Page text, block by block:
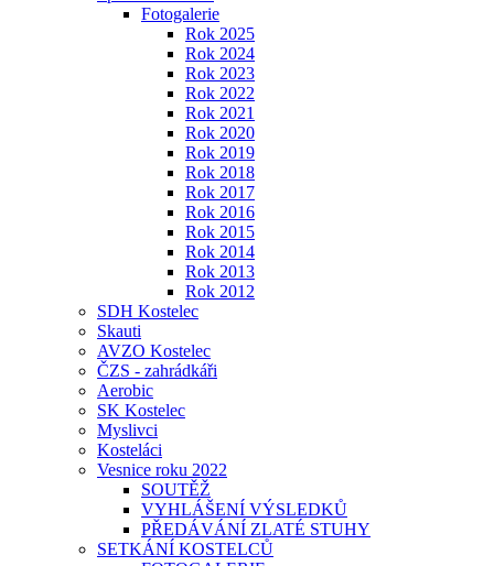
Fotogalerie
Rok 2025
Rok 2024
Rok 2023
Rok 2022
Rok 2021
Rok 2020
Rok 2019
Rok 2018
Rok 2017
Rok 2016
Rok 2015
Rok 2014
Rok 2013
Rok 2012
SDH Kostelec
Skauti
AVZO Kostelec
ČZS - zahrádkáři
Aerobic
SK Kostelec
Myslivci
Kosteláci
Vesnice roku 2022
SOUTĚŽ
VYHLÁŠENÍ VÝSLEDKŮ
PŘEDÁVÁNÍ ZLATÉ STUHY
SETKÁNÍ KOSTELCŮ